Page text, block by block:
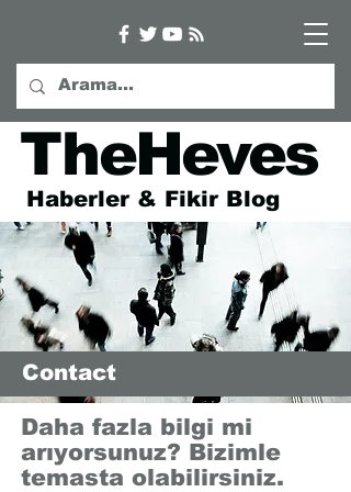
TheHeves
Haberler & Fikir Blog
Daha fazla bilgi mi
arıyorsunuz? Bizimle
temasta olabilirsiniz.
Contact